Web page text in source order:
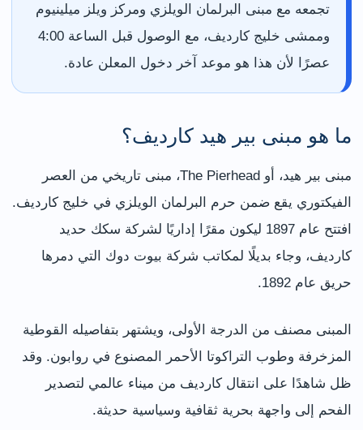
تجمعه مع مبنى البرلمان الويلزي ومركز ويلز ميلينيوم
وممشى خليج كارديف، مع الوصول قبل الساعة 4:00
عصرًا لأن هذا هو موعد آخر دخول المعلن عادة.
ما هو مبنى بير هيد كارديف؟
مبنى بير هيد، أو The Pierhead، مبنى تاريخي من العصر
الفيكتوري يقع ضمن حرم البرلمان الويلزي في خليج كارديف.
افتتح عام 1897 ليكون مقرًا إداريًا لشركة سكك حديد
كارديف، وجاء بديلًا لمكاتب شركة بيوت دوك التي دمرها
حريق عام 1892.
المبنى مصنف من الدرجة الأولى، ويشتهر بتفاصيله القوطية
المزخرفة وطوب التراكوتا الأحمر المصنوع في روابون. وقد
ظل شاهدًا على انتقال كارديف من ميناء عالمي لتصدير
الفحم إلى واجهة بحرية ثقافية وسياسية حديثة.